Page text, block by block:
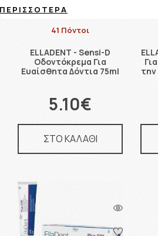
41 Πόντοι
ELLADENT - Sensi-D
Οδοντόκρεμα Για
Ευαίσθητα Δόντια 75ml
5.10€
ΣΤΟ ΚΑΛΑΘΙ
την
ΠΕΡΙΣΣΌΤΕΡΑ